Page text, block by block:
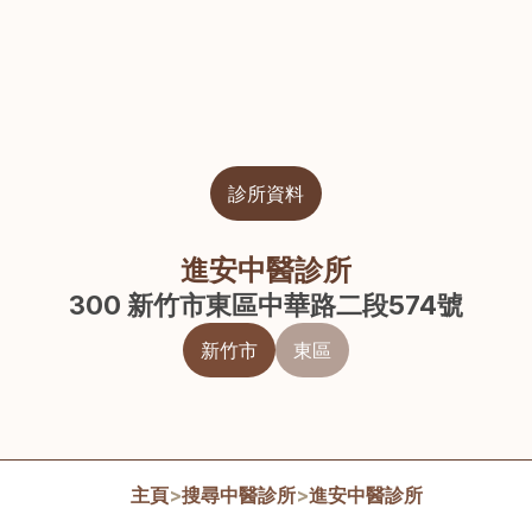
診所資料
進安中醫診所
300 新竹市東區中華路二段574號
新竹市 東區
主頁>搜尋中醫診所>進安中醫診所